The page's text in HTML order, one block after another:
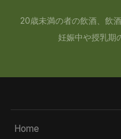
20歳未満の者の飲酒、飲
妊娠中や授乳期
Home